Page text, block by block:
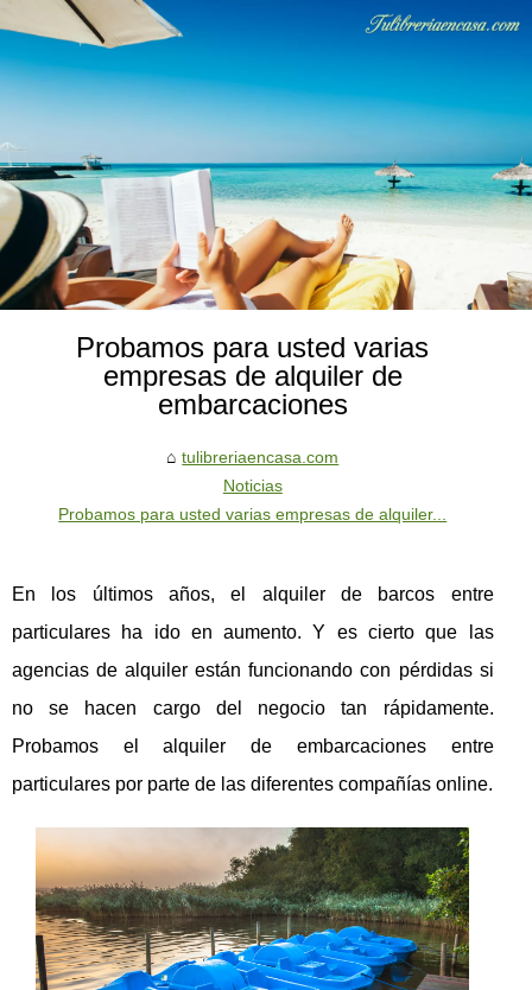
Probamos para usted varias
empresas de alquiler de
embarcaciones
tulibreriaencasa.com
Noticias
Probamos para usted varias empresas de alquiler...
En los últimos años, el alquiler de barcos entre
particulares ha ido en aumento. Y es cierto que las
agencias de alquiler están funcionando con pérdidas si
no se hacen cargo del negocio tan rápidamente.
Probamos el alquiler de embarcaciones entre
particulares por parte de las diferentes compañías online.